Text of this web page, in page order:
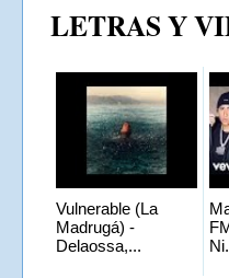
LETRAS Y
Vulnerable (La
Madrugá) -
Delaossa,...